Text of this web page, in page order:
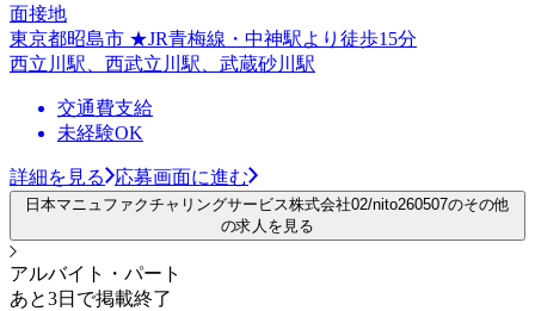
面接地
東京都昭島市 ★JR青梅線・中神駅より徒歩15分
西立川駅、西武立川駅、武蔵砂川駅
交通費支給
未経験OK
詳細を見る 応募画面に進む
日本マニュファクチャリングサービス株式会社02/nito260507のその他
の求人を見る
アルバイト・パート
あと3日で掲載終了